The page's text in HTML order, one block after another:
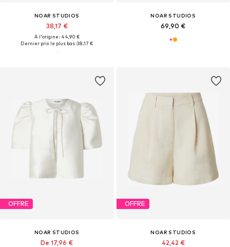
NOAR STUDIOS
38,17 €
À l'origine : 44,90 €
Dernier prix le plus bas :38,17 €
NOAR STUDIOS
69,90 €
OFFRE
NOAR STUDIOS
De 17,96 €
OFFRE
NOAR STUDIOS
42,42 €